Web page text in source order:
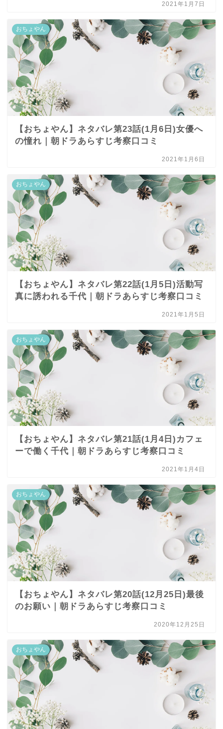
2021年1月7日
おちょやん
【おちょやん】ネタバレ第23話(1月6日)女優へ
の憧れ｜朝ドラあらすじ考察口コミ
2021年1月6日
おちょやん
【おちょやん】ネタバレ第22話(1月5日)活動写
真に誘われる千代｜朝ドラあらすじ考察口コミ
2021年1月5日
おちょやん
【おちょやん】ネタバレ第21話(1月4日)カフェ
ーで働く千代｜朝ドラあらすじ考察口コミ
2021年1月4日
おちょやん
【おちょやん】ネタバレ第20話(12月25日)最後
のお願い｜朝ドラあらすじ考察口コミ
2020年12月25日
おちょやん